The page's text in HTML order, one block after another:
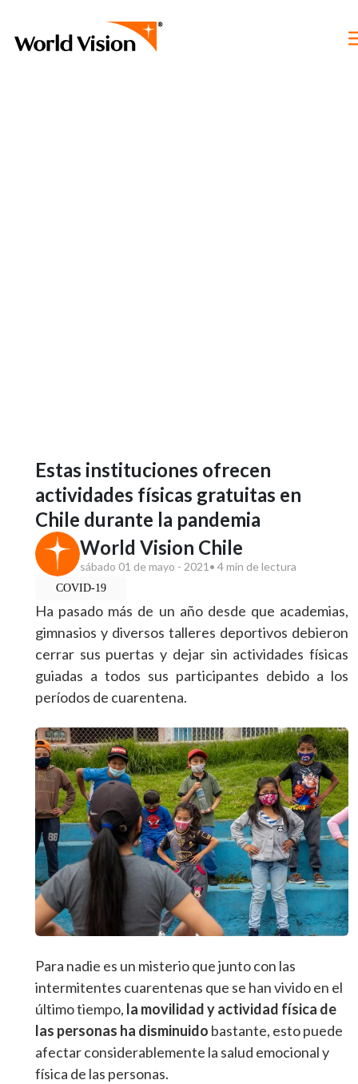
Estas instituciones ofrecen
actividades físicas gratuitas en
Chile durante la pandemia
World Vision Chile
sábado 01 de mayo - 2021 • 4 min de lectura
COVID-19
Ha pasado más de un año desde que academias,
gimnasios y diversos talleres deportivos debieron
cerrar sus puertas y dejar sin actividades físicas
guiadas a todos sus participantes debido a los
períodos de cuarentena.
Para nadie es un misterio que junto con las
intermitentes cuarentenas que se han vivido en el
último tiempo, la movilidad y actividad física de
las personas ha disminuido bastante, esto puede
afectar considerablemente la salud emocional y
física de las personas.